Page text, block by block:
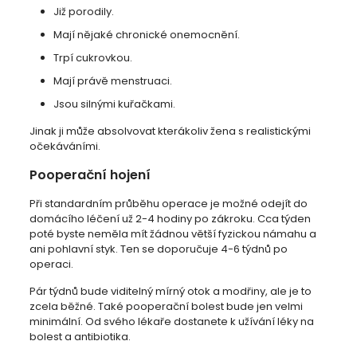
Již porodily.
Mají nějaké chronické onemocnění.
Trpí cukrovkou.
Mají právě menstruaci.
Jsou silnými kuřačkami.
Jinak ji může absolvovat kterákoliv žena s realistickými
očekáváními.
Pooperační hojení
Při standardním průběhu operace je možné odejít do
domácího léčení už 2-4 hodiny po zákroku. Cca týden
poté byste neměla mít žádnou větší fyzickou námahu a
ani pohlavní styk. Ten se doporučuje 4-6 týdnů po
operaci.
Pár týdnů bude viditelný mírný otok a modřiny, ale je to
zcela běžné. Také pooperační bolest bude jen velmi
minimální. Od svého lékaře dostanete k užívání léky na
bolest a antibiotika.